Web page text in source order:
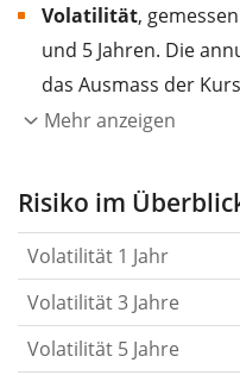
Volatilität,
und 5 Jahren. Die
das Ausmass der
eines Jahres wider.
Aktie, des ETF,
gelten im
berechnen die
letzten 1, 3 und 5
die
Mehr anzeigen
Risiko im
Volatilität 1 Jahr
Volatilität 3 Jahre
Volatilität 5 Jahre